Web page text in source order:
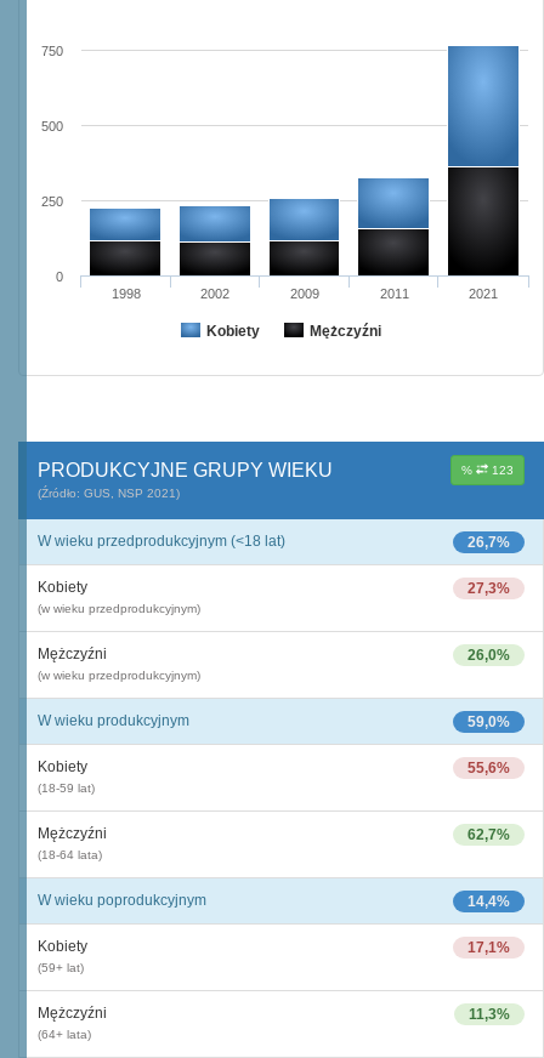
Kobiety Mężczyźni
1998 2002 2009 2011 2021
0
250
500
750
% 123
PRODUKCYJNE GRUPY WIEKU
(Źródło: GUS, NSP 2021)
26,7%
W wieku przedprodukcyjnym (<18 lat)
27,3%
Kobiety
(w wieku przedprodukcyjnym)
26,0%
Mężczyźni
(w wieku przedprodukcyjnym)
59,0%
W wieku produkcyjnym
55,6%
Kobiety
(18-59 lat)
62,7%
Mężczyźni
(18-64 lata)
14,4%
W wieku poprodukcyjnym
17,1%
Kobiety
(59+ lat)
11,3%
Mężczyźni
(64+ lata)